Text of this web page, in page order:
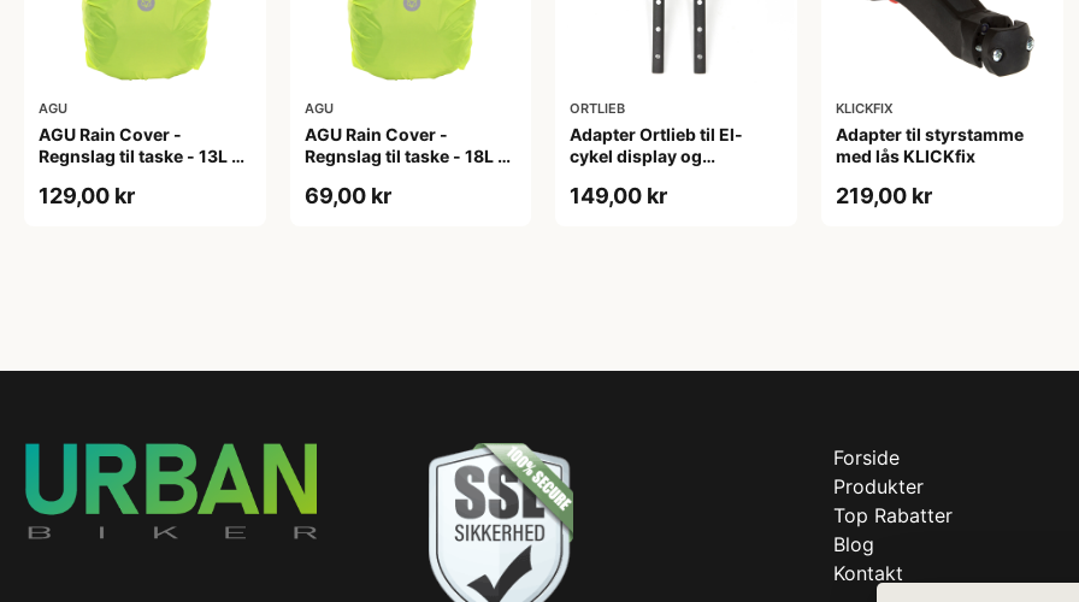
AGU
AGU Rain Cover -
Regnslag til taske - 13L -
129,00 kr
AGU
AGU Rain Cover -
Regnslag til taske - 18L -
69,00 kr
ORTLIEB
Adapter Ortlieb til El-
cykel display og
149,00 kr
KLICKFIX
Adapter til styrstamme
med lås KLICKfix
219,00 kr
Forside
Produkter
Top Rabatter
Blog
Kontakt